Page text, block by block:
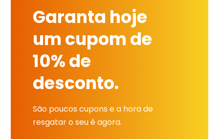
Garanta hoje
um cupom de
10% de
desconto.
São poucos cupons e a hora de
resgatar o seu é agora.